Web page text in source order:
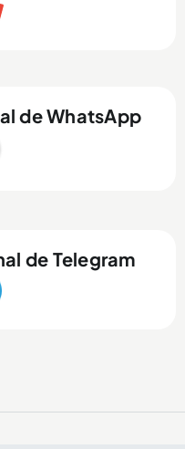
de WhatsApp
de Telegram